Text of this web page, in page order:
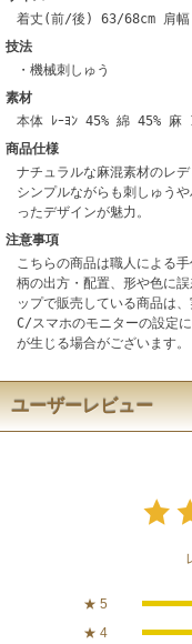
着丈(前/後) 63/68cm 肩幅
技法
・機械刺しゅう
素材
本体 ﾚｰﾖﾝ 45% 綿 45% 麻
商品仕様
ナチュラルな麻混素材のレデ
シンプルながらも刺しゅう
ったデザインが魅力。
注意事項
こちらの商品は職人による
柄の出方・配置、形や色に
ップで販売している商品は
C/スマホのモニターの設定
が生じる場合がございます。
ユーザーレビュー
★ 5
★ 4